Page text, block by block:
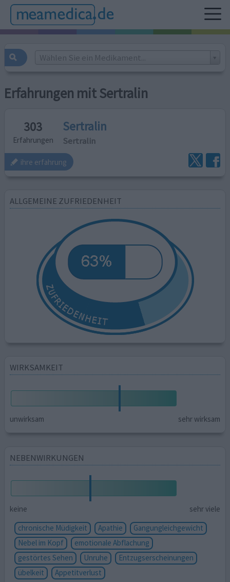
Wählen Sie ein Medikament...
Erfahrungen mit Sertralin
303
Erfahrungen
Sertralin
Sertralin
ihre erfahrung
ALLGEMEINE ZUFRIEDENHEIT
WIRKSAMKEIT
unwirksam sehr wirksam
NEBENWIRKUNGEN
keine
sehr viele
chronische Müdigkeit
Apathie
Gangungleichgewicht
Nebel im Kopf
emotionale Abflachung
gestörtes Sehen
Unruhe
Entzugserscheinungen
übelkeit
Appetitverlust